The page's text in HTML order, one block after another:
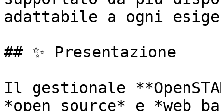
adattabile a ogni
## ✨ Presentazione
Il gestionale
*open source* e *web